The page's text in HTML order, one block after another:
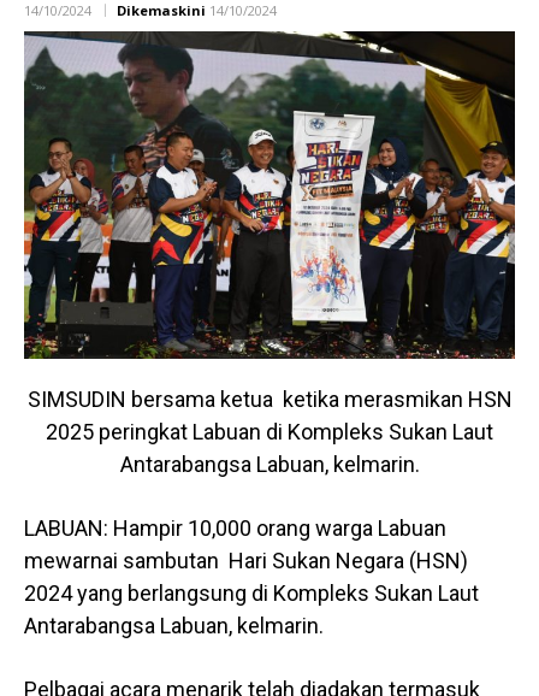
14/10/2024 Dikemaskini 14/10/2024
SIMSUDIN bersama ketua ketika merasmikan HSN
2025 peringkat Labuan di Kompleks Sukan Laut
Antarabangsa Labuan, kelmarin.
LABUAN: Hampir 10,000 orang warga Labuan
mewarnai sambutan Hari Sukan Negara (HSN)
2024 yang berlangsung di Kompleks Sukan Laut
Antarabangsa Labuan, kelmarin.
Pelbagai acara menarik telah diadakan termasuk